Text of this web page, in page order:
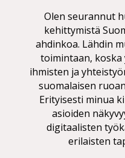
Olen seurannut
kehittymistä
ahdinkoa. Lähdin
toimintaan,
ihmisten ja
suomalaisen
Erityisesti minua
asioiden
digitaalisten
erilaisten